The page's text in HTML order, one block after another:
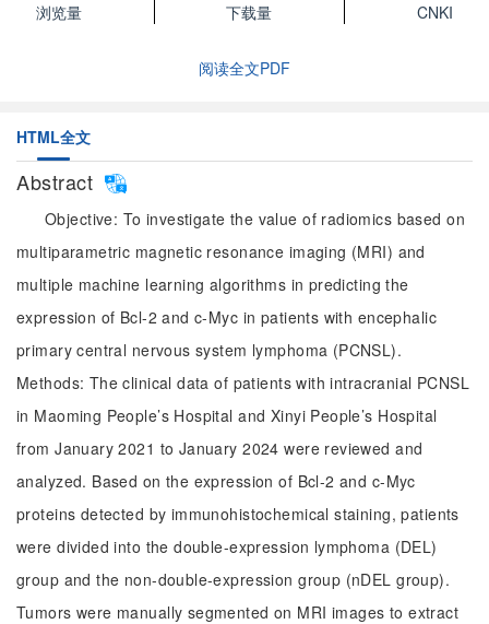
浏览量
下载量
CNKI
阅读全文PDF
HTML全文
Abstract
Objective: To investigate the value of radiomics based on
multiparametric magnetic resonance imaging (MRI) and
multiple machine learning algorithms in predicting the
expression of Bcl-2 and c-Myc in patients with encephalic
primary central nervous system lymphoma (PCNSL).
Methods: The clinical data of patients with intracranial PCNSL
in Maoming People’s Hospital and Xinyi People’s Hospital
from January 2021 to January 2024 were reviewed and
analyzed. Based on the expression of Bcl-2 and c-Myc
proteins detected by immunohistochemical staining, patients
were divided into the double-expression lymphoma (DEL)
group and the non-double-expression group (nDEL group).
Tumors were manually segmented on MRI images to extract